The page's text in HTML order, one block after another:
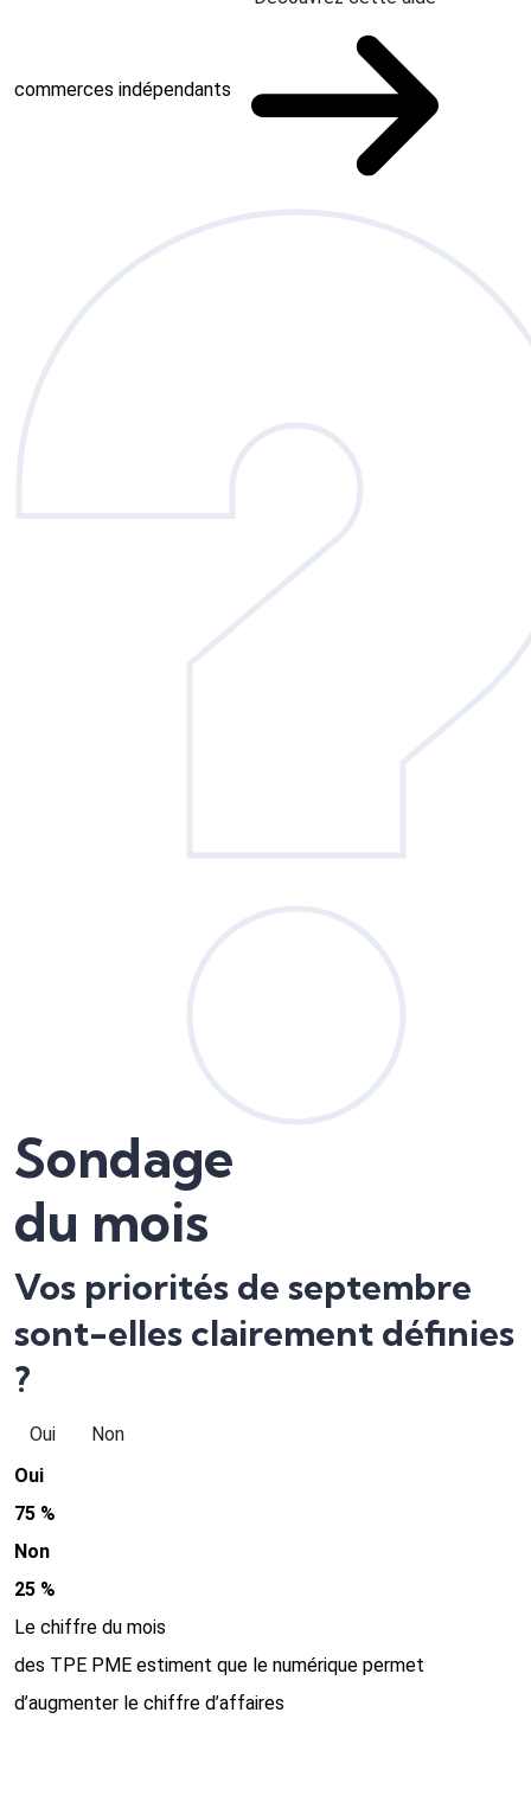
commerces indépendants
Sondage
du mois
Vos priorités de septembre
sont-elles clairement définies
?
Oui
Non
Oui
75 %
Non
25 %
Le chiffre du mois
des TPE PME estiment que le numérique permet
d’augmenter le chiffre d’affaires